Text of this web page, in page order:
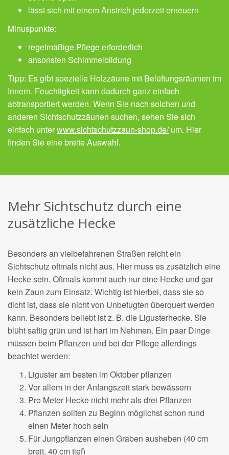
lässt sich mit einem Anstrich jederzeit erneuern
Minuspunkte:
regelmäßige Pflege erforderlich
ansonsten Schimmelbildung
Tipp: Es gibt spezielle Holzzäune mit Belüftungsräumen im
Innern. Feuchtigkeit kann dadurch ganz einfach
abtransportiert werden. Wenn Sie nach solchen und
anderen Sichtschutzzäunen suchen, sehen Sie sich
einfach unterwww.sichtschutzzaun-shop.de/um. Hier
finden Sie eine breite Auswahl.
Mehr Sichtschutz durch eine
zusätzliche Hecke
Besonders an vielbefahrenen Straßen reicht ein
Sichtschutz oftmals nicht aus. Hier muss es zusätzlich eine
Hecke sein. Oftmals kommt auch nur eine Hecke und gar
kein Zaun zum Einsatz. Wichtig ist hierbei, dass sie so
dicht ist, dass sie nicht von Unbefugten überquert werden
kann. Besonders beliebt ist z. B. die Ligusterhecke. Sie
blüht saftig grün und ist hart im Nehmen. Ein paar Dinge
müssen beim Pflanzen und bei der Pflege allerdings
beachtet werden:
Liguster am besten im Oktober pflanzen
Vor allem in der Anfangszeit stark bewässern
Pro Meter Hecke nicht mehr als drei Pflanzen
Pflanzen sollten zu Beginn möglichst schon rund
einen Meter hoch sein
Für Jungpflanzen einen Graben ausheben (40 cm
breit, 40 cm tief)